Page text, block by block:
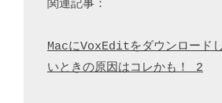
関連記事：
MacにVoxEditをダウンロード
いときの原因はコレかも！_2